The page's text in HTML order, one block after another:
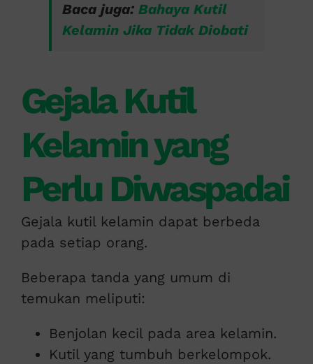
Baca juga: Bahaya Kutil
Kelamin Jika Tidak Diobati
Gejala Kutil
Kelamin yang
Perlu Diwaspadai
Gejala kutil kelamin dapat berbeda
pada setiap orang.
Beberapa tanda yang umum di
temukan meliputi:
Benjolan kecil pada area kelamin.
Kutil yang tumbuh berkelompok.